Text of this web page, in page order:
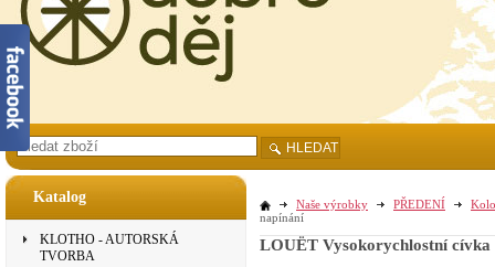
Katalog
KLOTHO - AUTORSKÁ
TVORBA
Naše výrobky PŘEDENÍ
napínání
LOUËT Vysokorychlostní cívka
HLEDAT